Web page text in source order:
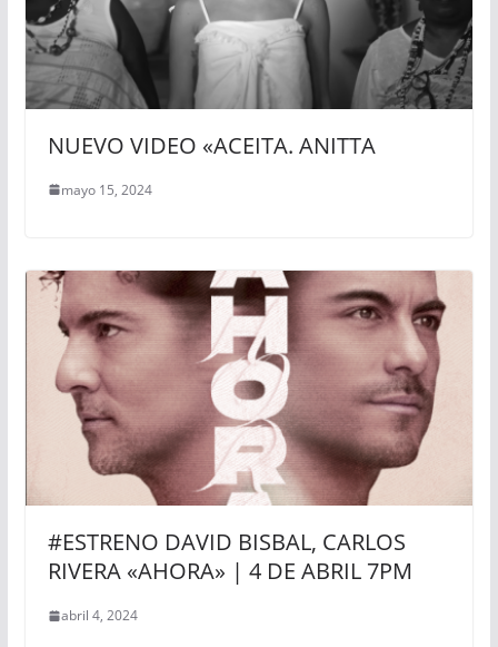
NUEVO VIDEO «ACEITA. ANITTA
mayo 15, 2024
#ESTRENO DAVID BISBAL, CARLOS
RIVERA «AHORA» | 4 DE ABRIL 7PM
abril 4, 2024